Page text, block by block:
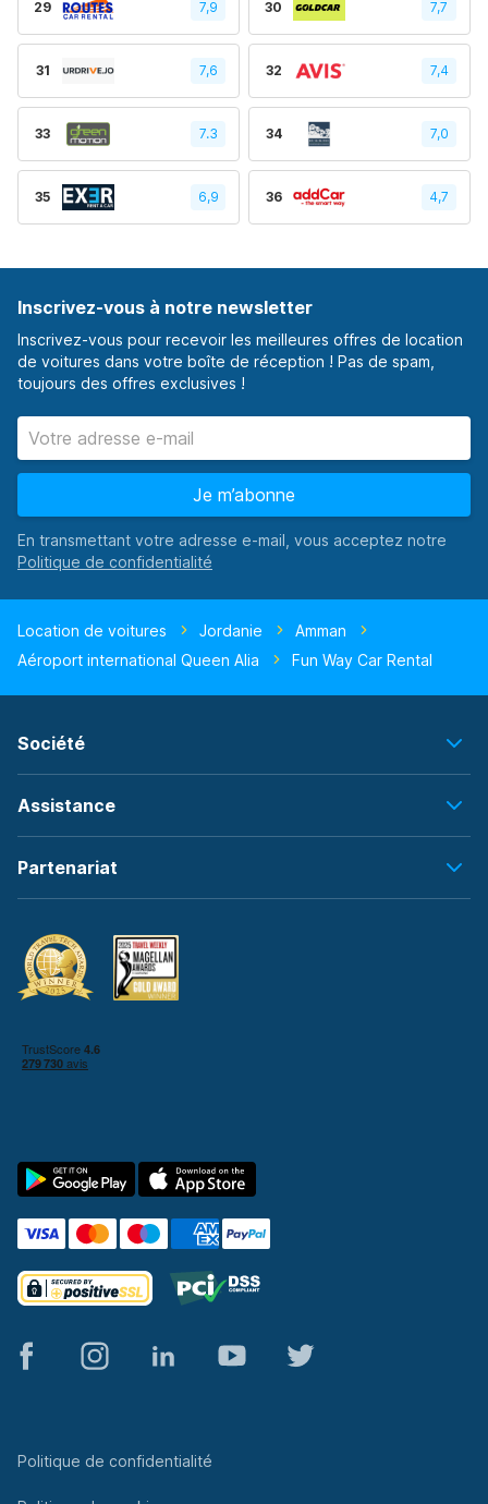
29 7,9 30 7,7
31 7,6 32 7,4
33 7.3 34 7,0
35 6,9 36 4,7
Inscrivez-vous à notre newsletter
Inscrivez-vous pour recevoir les meilleures offres de location
de voitures dans votre boîte de réception ! Pas de spam,
toujours des offres exclusives !
Je m’abonne
En transmettant votre adresse e-mail, vous acceptez notre
Location de voitures Jordanie
Amman
Aéroport international Queen Alia
Fun Way Car Rental
Société
Assistance
Partenariat